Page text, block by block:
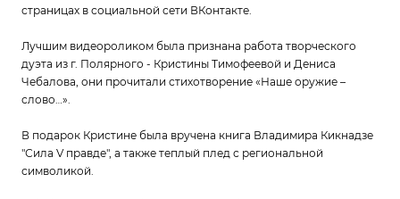
страницах в социальной сети ВКонтакте.
Лучшим видеороликом была признана работа творческого
дуэта из г. Полярного - Кристины Тимофеевой и Дениса
Чебалова, они прочитали стихотворение «Наше оружие –
слово…».
В подарок Кристине была вручена книга Владимира Кикнадзе
"Сила V правде", а также теплый плед с региональной
символикой.